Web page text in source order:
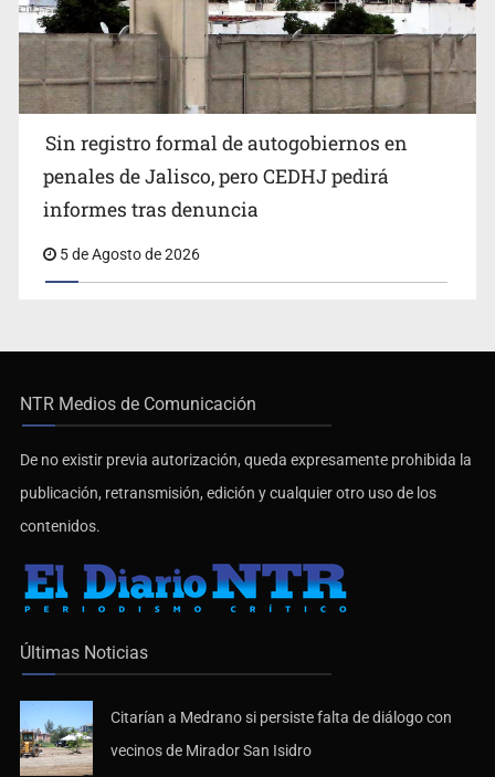
Sin registro formal de autogobiernos en
penales de Jalisco, pero CEDHJ pedirá
informes tras denuncia
5 de Agosto de 2026
NTR Medios de Comunicación
De no existir previa autorización, queda expresamente prohibida la
publicación, retransmisión, edición y cualquier otro uso de los
contenidos.
Últimas Noticias
Citarían a Medrano si persiste falta de diálogo con
vecinos de Mirador San Isidro